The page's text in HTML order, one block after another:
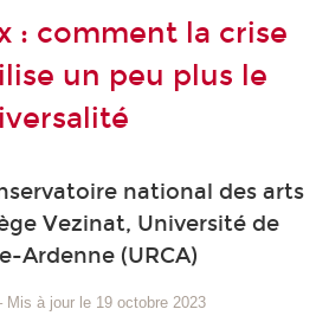
: comment la crise
un peu plus le
national des arts
Vezinat, Université de
Ardenne (URCA)
Mis à jour le 19 octobre 2023